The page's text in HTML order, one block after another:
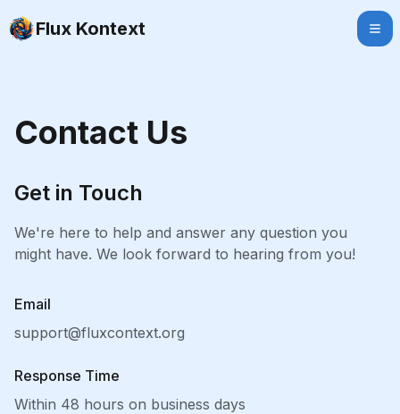
Flux Kontext
Contact Us
Get in Touch
We're here to help and answer any question you
might have. We look forward to hearing from you!
Email
support@fluxcontext.org
Response Time
Within 48 hours on business days